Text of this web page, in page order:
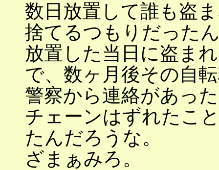
数日放置して誰も盗
捨てるつもりだった
放置した当日に盗ま
で、数ヶ月後その自
警察から連絡があっ
チェーンはずれたこ
たんだろうな。
ざまぁみろ。